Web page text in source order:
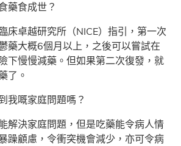
藥食成世？
床卓越研究所（NICE）指引，第一次
藥大概6個月以上，之後可以嘗試在
下慢慢減藥。但如果第二次復發，就
了。
我嘅家庭問題嗎？
解決家庭問題，但是吃藥能令病人情
躁顧慮，令衝突機會減少，亦可令病